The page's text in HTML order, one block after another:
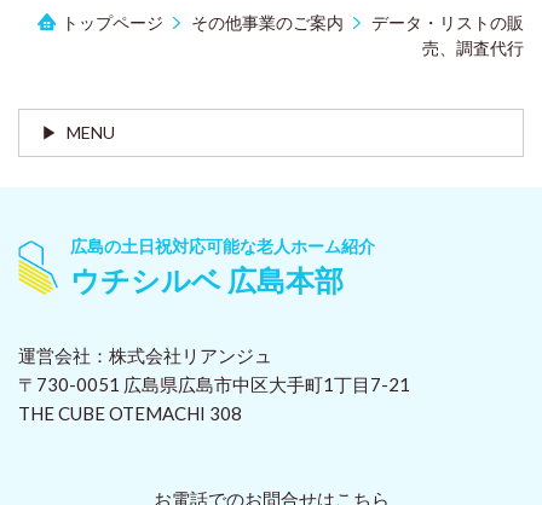
トップページ その他事業のご案内
データ・リストの販
売、調査代行
MENU
広島の土日祝対応可能な老人ホーム紹介
ウチシルベ 広島本部
運営会社：株式会社リアンジュ
〒730-0051 広島県広島市中区大手町1丁目7-21
THE CUBE OTEMACHI 308
お電話でのお問合せはこちら